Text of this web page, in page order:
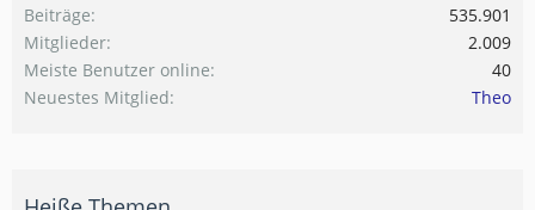
Beiträge
535.901
Mitglieder
2.009
Meiste Benutzer online
40
Neuestes Mitglied
Theo